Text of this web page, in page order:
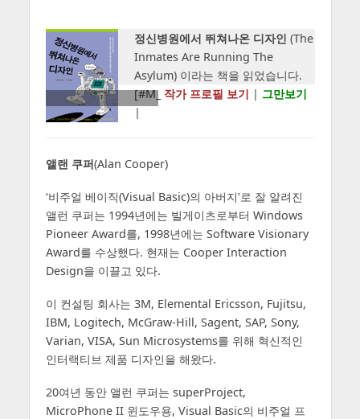
정신병원에서 뛰쳐나온 디자인 (The
Inmates Are Running The
Asylum) 이라는 책을 읽었습니다.
[#M_ 작가 프로필 보기 | 그만보기
|
앨랜 쿠퍼(Alan Cooper)
‘비주얼 베이직(Visual Basic)의 아버지’로 잘 알려진
앨런 쿠퍼는 1994년에는 빌게이츠로부터 Windows
Pioneer Award를, 1998년에는 Software Visionary
Award를 수상했다. 현재는 Cooper Interaction
Design을 이끌고 있다.
이 컨설팅 회사는 3M, Elemental Ericsson, Fujitsu,
IBM, Logitech, McGraw-Hill, Sagent, SAP, Sony,
Varian, VISA, Sun Microsystems를 위해 혁신적인
인터랙티브 제품 디자인을 해왔다.
20여년 동안 앨런 쿠퍼는 superProject,
MicroPhone II 윈도우용, Visual Basic의 비주얼 프